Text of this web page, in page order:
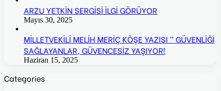
ARZU YETKİN SERGİSİ İLGİ GÖRÜYOR
Mayıs 30, 2025
MİLLETVEKİLİ MELİH MERİÇ KÖŞE YAZISI ” GÜVENLİĞİ
SAĞLAYANLAR, GÜVENCESİZ YAŞIYOR!
Haziran 15, 2025
Categories